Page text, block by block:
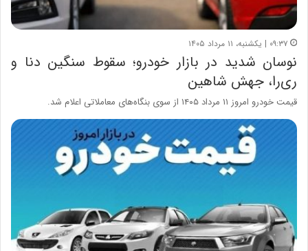
۰۹:۳۷ | یکشنبه، ۱۱ مرداد ۱۴۰۵
نوسان شدید در بازار خودرو؛ سقوط سنگین دنا و
ری‌را، جهش شاهین
قیمت خودرو امروز ۱۱ مرداد ۱۴۰۵ از سوی بنگاه‌های معاملاتی اعلام شد.